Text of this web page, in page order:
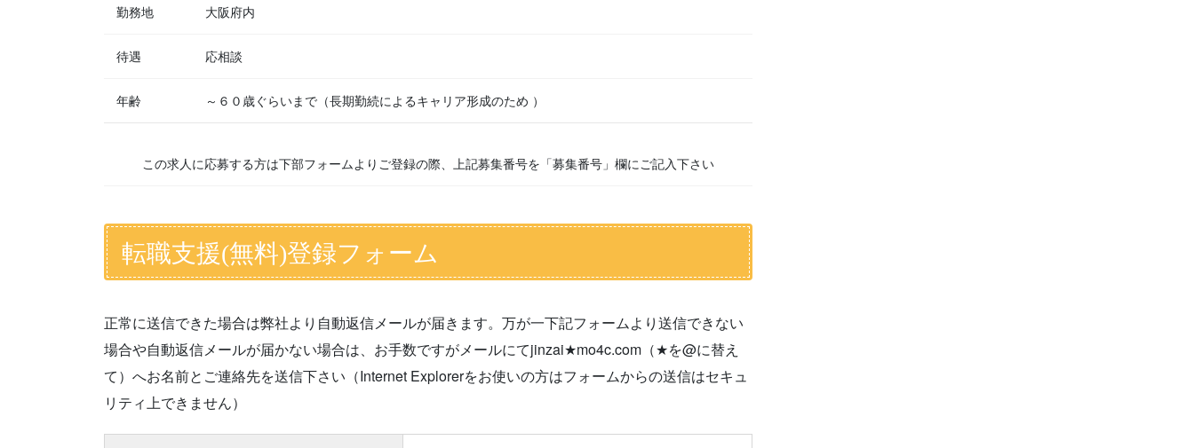
勤務地 大阪府内
待遇 応相談
年齢 ～６０歳ぐらいまで（長期勤続によるキャリア形成のため ）
この求人に応募する方は下部フォームよりご登録の際、上記募集番号を「募集番号」欄にご記入下さい
転職支援(無料)登録フォーム
正常に送信できた場合は弊社より自動返信メールが届きます。万が一下記フォームより送信できない
場合や自動返信メールが届かない場合は、お手数ですがメールにてjinzai★mo4c.com（★を@に替え
て）へお名前とご連絡先を送信下さい（Internet Explorerをお使いの方はフォームからの送信はセキュ
リティ上できません）